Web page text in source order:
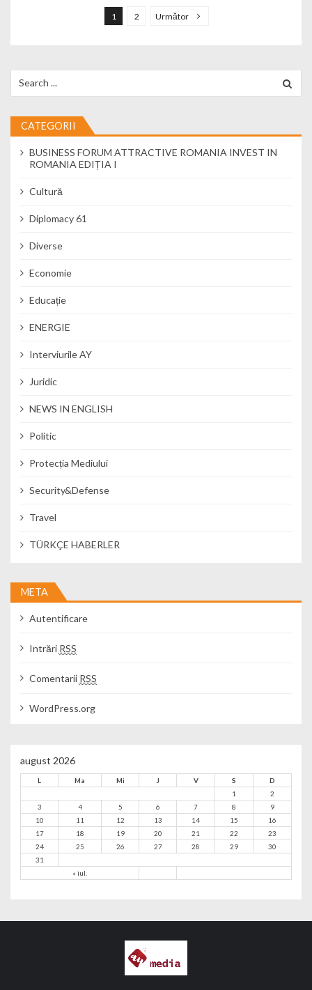
1 2 Următor
CATEGORII
BUSINESS FORUM ATTRACTIVE ROMANIA INVEST IN
ROMANIA EDIȚIA I
Cultură
Diplomacy 61
Diverse
Economie
Educație
ENERGIE
Interviurile AY
Juridic
NEWS IN ENGLISH
Politic
Protecția Mediului
Security&Defense
Travel
TÜRKÇE HABERLER
META
Autentificare
Intrări RSS
Comentarii RSS
WordPress.org
august 2026
L Ma Mi J V S D
« iul.
1
2
3
4 5 6 7 8
9
10
11 12 13 14 15
16
17
18 19 20 21 22
23
24
25 26 27 28 29
30
31